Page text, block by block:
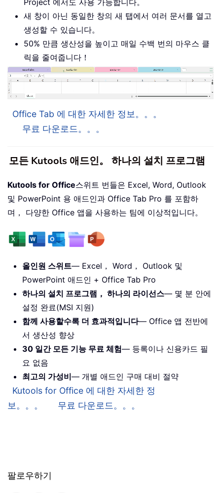
Project 에서도 사용 가능합니다。
새 창이 아닌 동일한 창의 새 탭에서 여러 문서를 열고
생성할 수 있습니다。
50% 만큼 생산성을 높이고 매일 수백 번의 마우스 클
릭을 줄여줍니다！
Office Tab 에 대한 자세한 정보。。。
무료 다운로드。。。
모든 Kutools 애드인。 하나의 설치 프로그램
Kutools for Office스위트 번들은 Excel, Word, Outlook
및 PowerPoint 용 애드인과 Office Tab Pro 를 포함하
며， 다양한 Office 앱을 사용하는 팀에 이상적입니다。
올인원 스위트— Excel， Word， Outlook 및
PowerPoint 애드인 + Office Tab Pro
하나의 설치 프로그램， 하나의 라이선스— 몇 분 안에
설정 완료(MSI 지원)
함께 사용할수록 더 효과적입니다— Office 앱 전반에
서 생산성 향상
30 일간 모든 기능 무료 체험— 등록이나 신용카드 필
요 없음
최고의 가성비— 개별 애드인 구매 대비 절약
Kutools for Office 에 대한 자세한 정
보。。。
무료 다운로드。。。
팔로우하기